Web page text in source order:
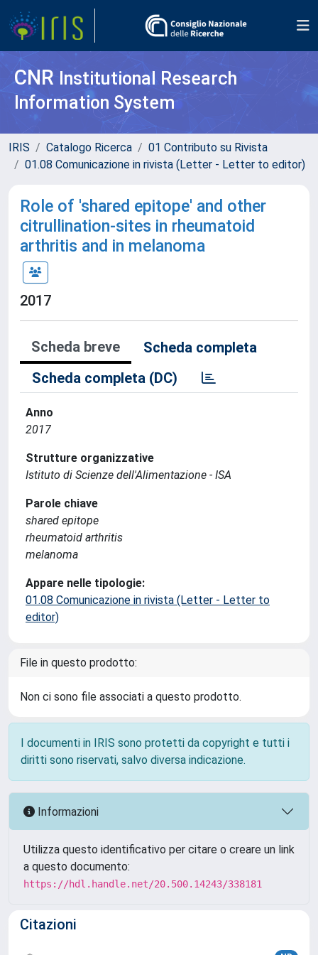
CNR Institutional Research
Information System
IRIS Catalogo Ricerca
01 Contributo su Rivista
01.08 Comunicazione in rivista (Letter - Letter to editor)
Role of 'shared epitope' and other
citrullination-sites in rheumatoid
arthritis and in melanoma
2017
Scheda breve
Scheda completa
Scheda completa (DC)
Anno
2017
Strutture organizzative
Istituto di Scienze dell'Alimentazione - ISA
Parole chiave
shared epitope
rheumatoid arthritis
melanoma
Appare nelle tipologie:
01.08 Comunicazione in rivista (Letter - Letter to
editor)
File in questo prodotto:
Non ci sono file associati a questo prodotto.
I documenti in IRIS sono protetti da copyright e tutti i
diritti sono riservati, salvo diversa indicazione.
Informazioni
Utilizza questo identificativo per citare o creare un link
a questo documento:
https://hdl.handle.net/20.500.14243/338181
Citazioni